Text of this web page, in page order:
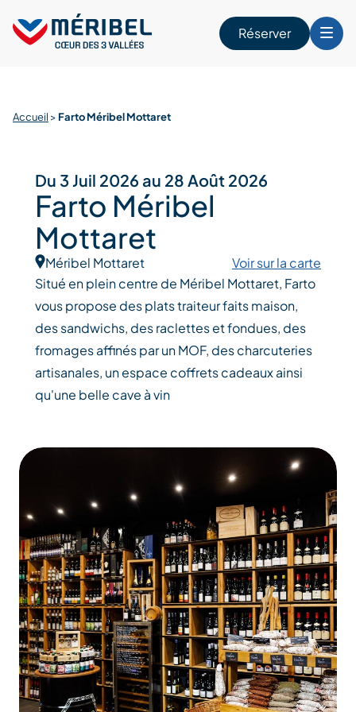
content
Réserver
Accueil > Farto Méribel Mottaret
Du 3 Juil 2026 au 28 Août 2026
Farto Méribel
Mottaret
Méribel Mottaret
Voir sur la carte
Situé en plein centre de Méribel Mottaret, Farto
vous propose des plats traiteur faits maison,
des sandwichs, des raclettes et fondues, des
fromages affinés par un MOF, des charcuteries
artisanales, un espace coffrets cadeaux ainsi
qu'une belle cave à vin